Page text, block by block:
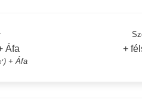
Áfa
) + Áfa
+